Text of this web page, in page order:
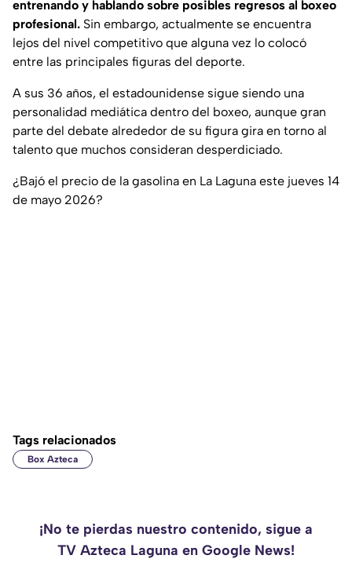
entrenando y hablando sobre posibles regresos al boxeo
profesional. Sin embargo, actualmente se encuentra
lejos del nivel competitivo que alguna vez lo colocó
entre las principales figuras del deporte.
A sus 36 años, el estadounidense sigue siendo una
personalidad mediática dentro del boxeo, aunque gran
parte del debate alrededor de su figura gira en torno al
talento que muchos consideran desperdiciado.
¿Bajó el precio de la gasolina en La Laguna este jueves 14
de mayo 2026?
Tags relacionados
Box Azteca
¡No te pierdas nuestro contenido, sigue a
TV Azteca Laguna en Google News!